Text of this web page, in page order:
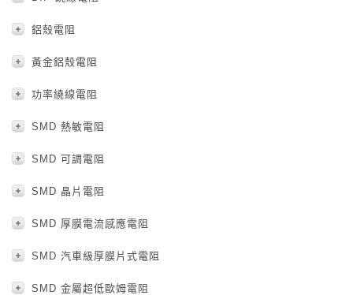
鋁殼電阻
黃金鋁殼電阻
功率繞線電阻
SMD 熱敏電阻
SMD 可調電阻
SMD 晶片電阻
SMD 厚膜電流感應電阻
SMD 汽車級厚膜片式電阻
SMD 金屬超低歐姆電阻